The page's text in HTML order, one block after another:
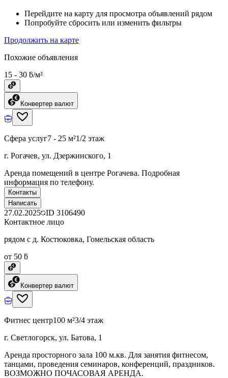
Перейдите на карту для просмотра объявлений рядом
Попробуйте сбросить или изменить фильтры
Продолжить на карте
Похожие объявления
15 - 30 ƃ/м²
Конвертер валют
Сфера услуг7 - 25 м²1/2 этаж
г. Рогачев, ул. Дзержинского, 1
Аренда помещений в центре Рогачева. Подробная
информация по телефону.
Контакты
Написать
27.02.2025 ID 3106490
Контактное лицо
рядом с д. Костюковка, Гомельская область
от 50 ƃ
Конвертер валют
Фитнес центр100 м²3/4 этаж
г. Светлогорск, ул. Батова, 1
Аренда просторного зала 100 м.кв. Для занятия фитнесом,
танцами, проведения семинаров, конференций, праздников.
ВОЗМОЖНО ПОЧАСОВАЯ АРЕНДА.